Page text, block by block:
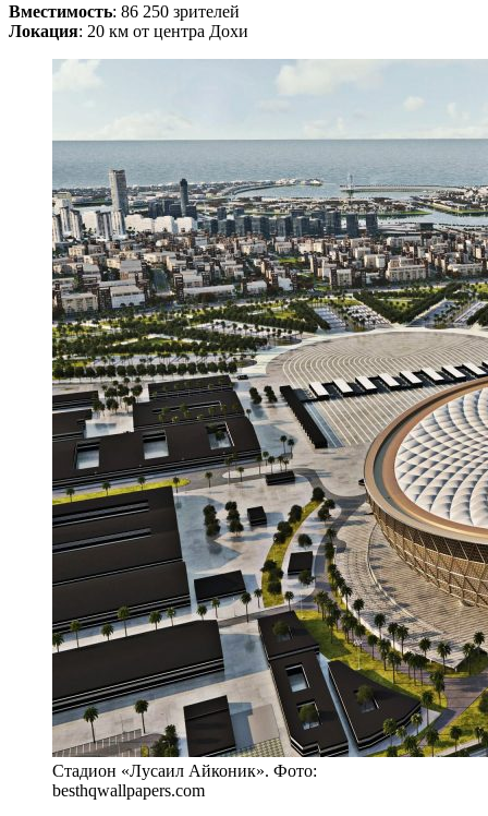
Вместимость: 86 250 зрителей
Локация: 20 км от центра Дохи
Стадион «Лусаил Айконик». Фото:
besthqwallpapers.com